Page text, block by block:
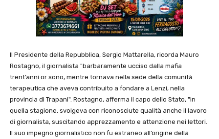
Il Presidente della Repubblica, Sergio Mattarella, ricorda Mauro
Rostagno, il giornalista "barbaramente ucciso dalla mafia
trent’anni or sono, mentre tornava nella sede della comunità
terapeutica che aveva contribuito a fondare a Lenzi, nella
provincia di Trapani". Rostagno, afferma il capo dello Stato, "in
quella stagione, svolgeva con riconosciute qualità anche il lavoro
di giornalista, suscitando apprezzamento e attenzione nei lettori.
Il suo impegno giornalistico non fu estraneo all’origine della